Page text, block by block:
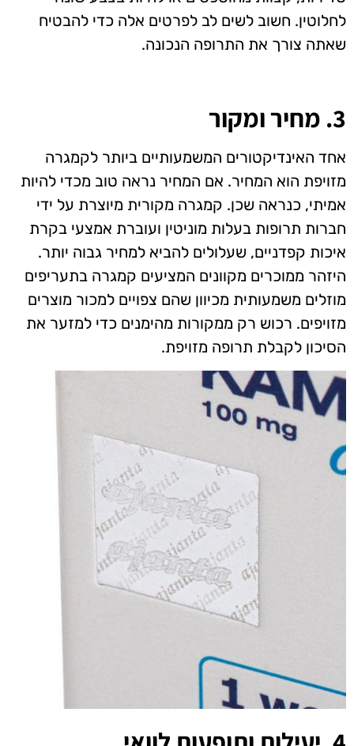
לחלוטין. חשוב לשים לב לפרטים אלה כדי להבטיח
שאתה צורך את התרופה הנכונה.
3. מחיר ומקור
אחד האינדיקטורים המשמעותיים ביותר לקמגרה
מזויפת הוא המחיר. אם המחיר נראה טוב מכדי להיות
אמיתי, כנראה שכן. קמגרה מקורית מיוצרת על ידי
חברות תרופות בעלות מוניטין ועוברת אמצעי בקרת
איכות קפדניים, שעלולים להביא למחיר גבוה יותר.
היזהר ממוכרים מקוונים המציעים קמגרה בתעריפים
מוזלים משמעותית מכיוון שהם צפויים למכור מוצרים
מזויפים. רכוש רק ממקורות מהימנים כדי למזער את
הסיכון לקבלת תרופה מזויפת.